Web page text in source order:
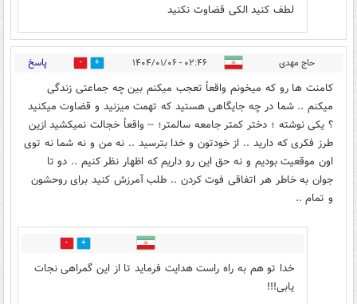
لطف کنید الکی قضاوت نکنید
حاج مهدی ۰۲:۴۶ - ۱۴۰۴/۰۱/۰۶ 6 پاسخ
کامنت ها رو که میخونم واقعاْ تعجب میکنم بین چه جماعتی زندگی
میکنم .. شما در چه جایگاهی هستید که تهمت میزنید و قضاوت میکنید
؟ یکی نوشته ؛ دختر کمتر جامعه سالمتر؛ -- واقعاْ خجالت نمیکشید ازین
طرز فکری که دارید .. از خودتون و خدا بترسید .. نه من و نه شما نه توی
اون موقعیت بودیم و نه حق این رو داریم که اظهار نظر کنیم .. دو تا
جوان به خاطر هر اتفاقی فوت کردن .. طلب آمرزش کنید برای روحشون
و تمام ..
2
خدا تو هم به راه راست هدایت فرماید تا از این گمراهی نجات
یابی!!!